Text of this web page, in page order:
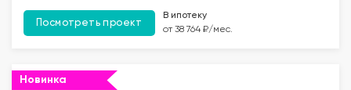
Посмотреть проект
В ипотеку
от 38 764 ₽/мес.
Новинка